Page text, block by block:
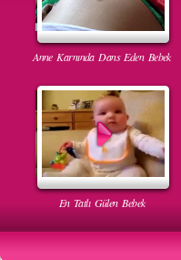
Anne Karnında Dans Eden Bebek
En Tatlı Gülen Bebek